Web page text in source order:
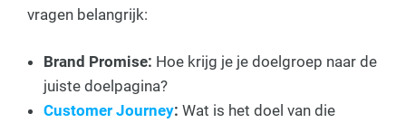
vragen belangrijk:
Brand Promise: Hoe krijg je je doelgroep naar de
juiste doelpagina?
Customer Journey: Wat is het doel van die